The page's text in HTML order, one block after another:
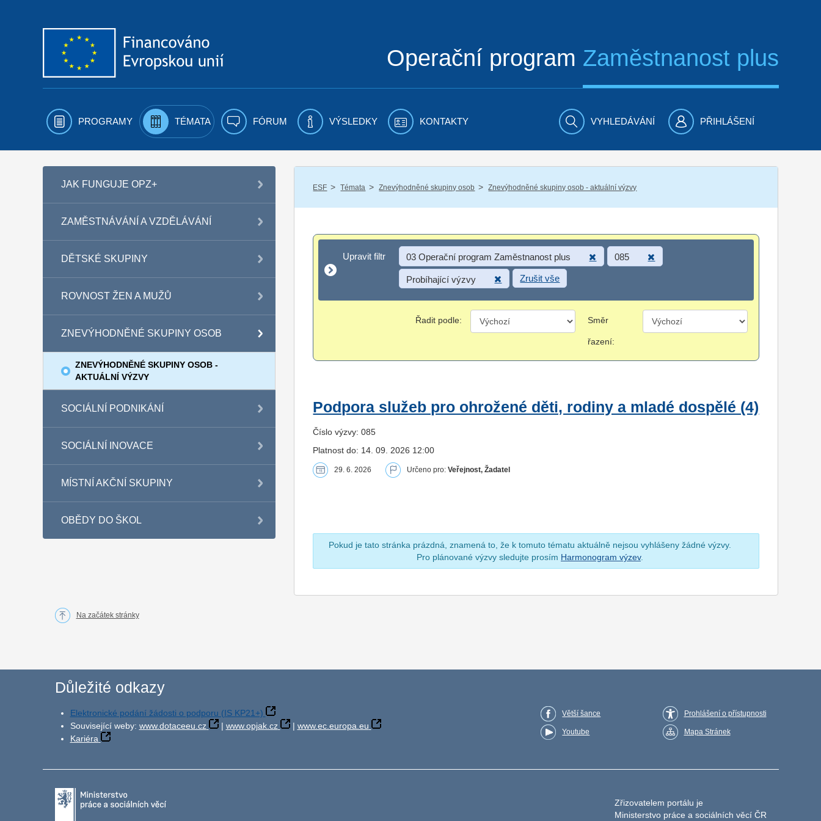
Operační program Zaměstnanost plus
PROGRAMY TÉMATA FÓRUM VÝSLEDKY KONTAKTY VYHLEDÁVÁNÍ PŘIHLÁŠENÍ
JAK FUNGUJE OPZ+
ZAMĚSTNÁVÁNÍ A VZDĚLÁVÁNÍ
DĚTSKÉ SKUPINY
ROVNOST ŽEN A MUŽŮ
ZNEVÝHODNĚNÉ SKUPINY OSOB
ZNEVÝHODNĚNÉ SKUPINY OSOB -
AKTUÁLNÍ VÝZVY
SOCIÁLNÍ PODNIKÁNÍ
SOCIÁLNÍ INOVACE
MÍSTNÍ AKČNÍ SKUPINY
OBĚDY DO ŠKOL
ESF / Témata / Znevýhodněné skupiny osob / Znevýhodněné skupiny osob - aktuální výzvy
Upravit filtr
Upravit filtr 03 Operační program Zaměstnanost plus 085
Probíhající výzvy Zrušit vše
Řadit podle: Směr
řazení:
Podpora služeb pro ohrožené děti, rodiny a mladé dospělé (4)
Číslo výzvy: 085
Platnost do: 14. 09. 2026 12:00
29. 6. 2026 Určeno pro:Veřejnost, Žadatel
Pokud je tato stránka prázdná, znamená to, že k tomuto tématu aktuálně nejsou vyhlášeny žádné výzvy.
Pro plánované výzvy sledujte prosím Harmonogram výzev.
Na začátek stránky
Důležité odkazy
Elektronické podání žádosti o podporu (IS KP21+)
Související weby: www.dotaceeu.cz | www.opjak.cz | www.ec.europa.eu
Kariéra
Větší šance
Youtube
Prohlášení o přístupnosti
Mapa Stránek
Zřizovatelem portálu je
Ministerstvo práce a sociálních věcí ČR